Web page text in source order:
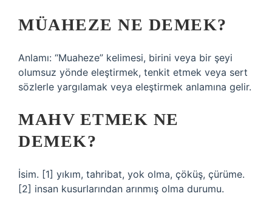
MÜAHEZE NE DEMEK?
Anlamı: “Muaheze” kelimesi, birini veya bir şeyi
olumsuz yönde eleştirmek, tenkit etmek veya sert
sözlerle yargılamak veya eleştirmek anlamına gelir.
MAHV ETMEK NE
DEMEK?
İsim. [1] yıkım, tahribat, yok olma, çöküş, çürüme.
[2] insan kusurlarından arınmış olma durumu.